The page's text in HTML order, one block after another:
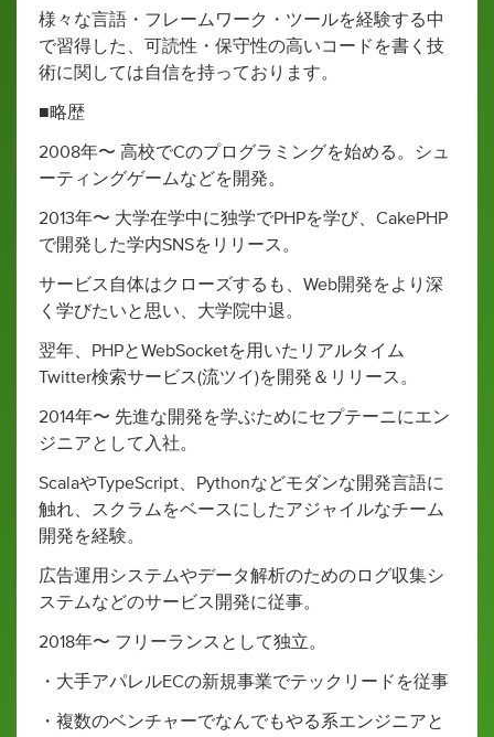
様々な言語・フレームワーク・ツールを経験する中
で習得した、可読性・保守性の高いコードを書く技
術に関しては自信を持っております。
■略歴
2008年〜 高校でCのプログラミングを始める。シュ
ーティングゲームなどを開発。
2013年〜 大学在学中に独学でPHPを学び、CakePHP
で開発した学内SNSをリリース。
サービス自体はクローズするも、Web開発をより深
く学びたいと思い、大学院中退。
翌年、PHPとWebSocketを用いたリアルタイム
Twitter検索サービス(流ツイ)を開発＆リリース。
2014年〜 先進な開発を学ぶためにセプテーニにエン
ジニアとして入社。
ScalaやTypeScript、Pythonなどモダンな開発言語に
触れ、スクラムをベースにしたアジャイルなチーム
開発を経験。
広告運用システムやデータ解析のためのログ収集シ
ステムなどのサービス開発に従事。
2018年〜 フリーランスとして独立。
・大手アパレルECの新規事業でテックリードを従事
・複数のベンチャーでなんでもやる系エンジニアと